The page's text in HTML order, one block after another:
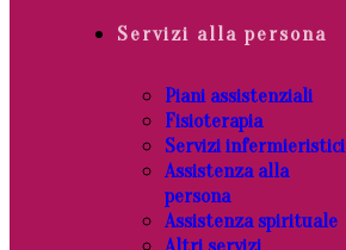
Servizi alla persona
Piani assistenziali
Fisioterapia
Servizi infermieristici
Assistenza alla
persona
Assistenza spirituale